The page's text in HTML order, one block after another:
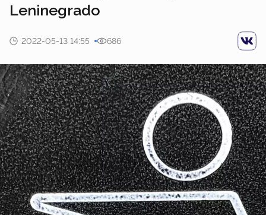
Leninegrado
2022-05-13 14:55 686